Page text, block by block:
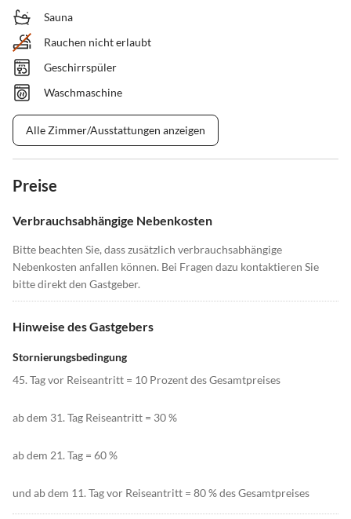
Sauna
Rauchen nicht erlaubt
Geschirrspüler
Waschmaschine
Alle Zimmer/Ausstattungen anzeigen
Preise
Verbrauchsabhängige Nebenkosten
Bitte beachten Sie, dass zusätzlich verbrauchsabhängige
Nebenkosten anfallen können. Bei Fragen dazu kontaktieren Sie
bitte direkt den Gastgeber.
Hinweise des Gastgebers
Stornierungsbedingung
45. Tag vor Reiseantritt = 10 Prozent des Gesamtpreises
ab dem 31. Tag Reiseantritt = 30 %
ab dem 21. Tag = 60 %
und ab dem 11. Tag vor Reiseantritt = 80 % des Gesamtpreises